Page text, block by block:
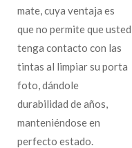
mate, cuya ventaja es
que no permite que usted
tenga contacto con las
tintas al limpiar su porta
foto, dándole
durabilidad de años,
manteniéndose en
perfecto estado.